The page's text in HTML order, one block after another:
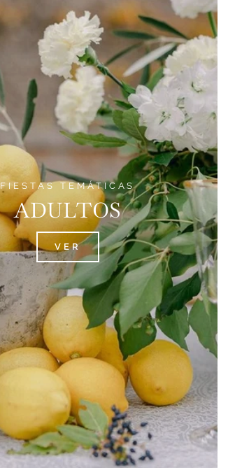
FIESTAS TEMÁTICAS
ADULTOS
VER